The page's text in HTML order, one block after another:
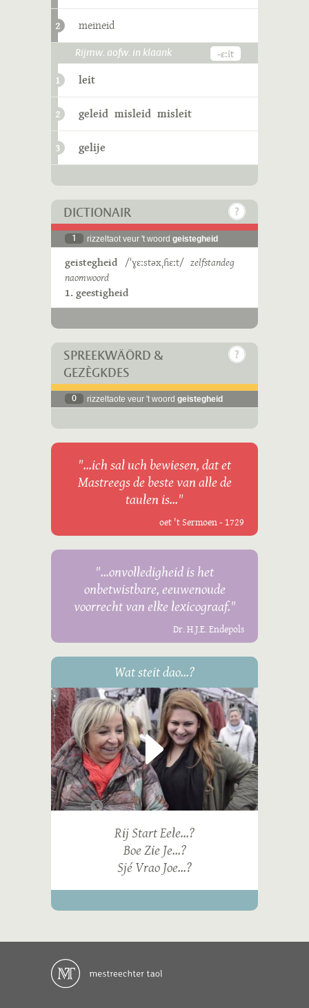
2 meineid
Rijmw. aofw. in klaank -ɛːit
1 leit
2 geleid misleid misleit
3 gelije
DICTIONAIR
1 rizzeltaot veur 't woord geistegheid
geistegheid /ˈɣɛːstəxˌɦɛːt/ zelfstandeg
naomwoord
1. geestigheid
SPREEKWÄÖRD &
GEZÈGKDES
0 rizzeltaote veur 't woord geistegheid
"...ich sal uch bewiesen, dat et
Mastreegs de beste van alle de
taulen is..."
oet 't Sermoen - 1729
"...onvolledigheid is het
onbetwistbare, eeuwenoude
voorrecht van elke lexicograaf."
Dr. H.J.E. Endepols
Wat steit dao...?
Rij Start Eele...?
Boe Zie Je...?
Sjé Vrao Joe...?